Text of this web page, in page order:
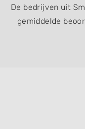
De bedrijven uit
gemiddelde